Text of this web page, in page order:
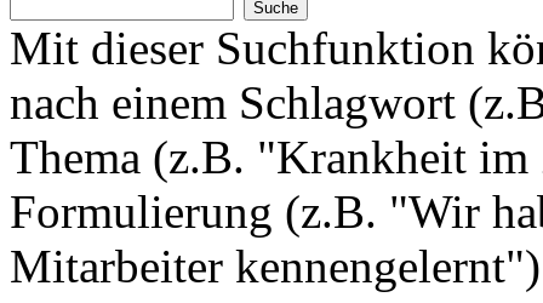
Mit dieser Suchfunktion
nach einem Schlagwort
Thema (z.B. "Krankheit im
Formulierung (z.B. "Wir
Mitarbeiter